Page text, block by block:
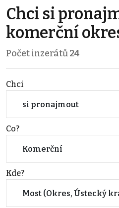
Chci si
komerční
Počet inzerátů24
Chci
si pronajmout
Co?
Komerční
Kde?
Most (Okres, Ústecký